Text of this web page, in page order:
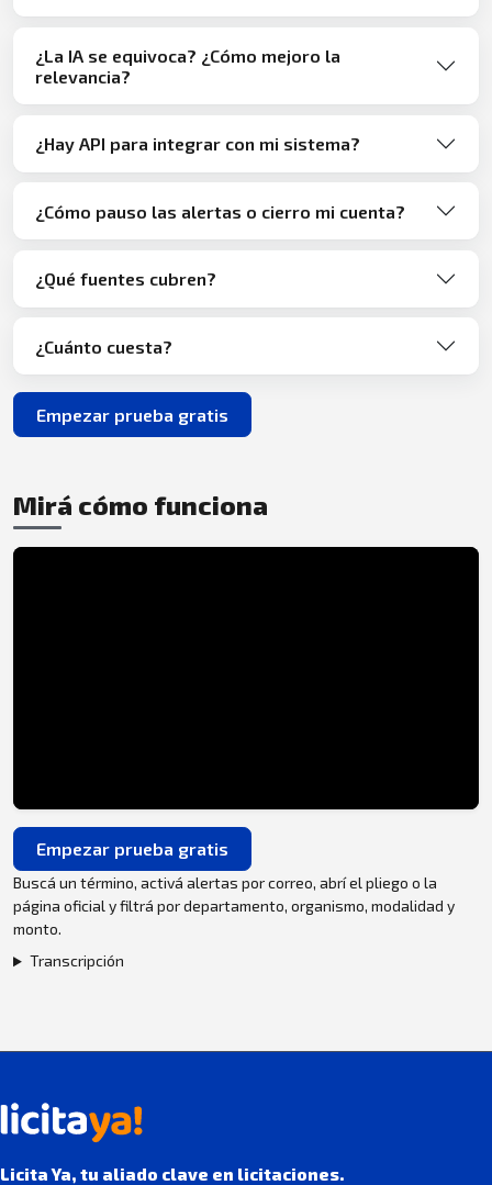
¿La IA se equivoca? ¿Cómo mejoro la
relevancia?
¿Hay API para integrar con mi sistema?
¿Cómo pauso las alertas o cierro mi cuenta?
¿Qué fuentes cubren?
¿Cuánto cuesta?
Empezar prueba gratis
Mirá cómo funciona
Empezar prueba gratis
Buscá un término, activá alertas por correo, abrí el pliego o la
página oficial y filtrá por departamento, organismo, modalidad y
monto.
Transcripción
Licita Ya, tu aliado clave en licitaciones.